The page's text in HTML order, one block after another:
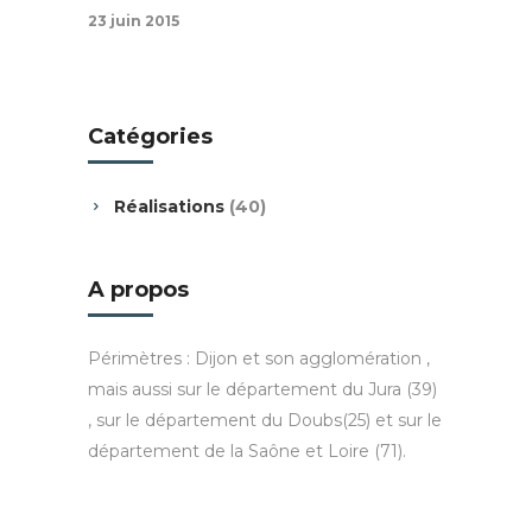
23 juin 2015
Catégories
Réalisations (40)
A propos
Périmètres : Dijon et son agglomération ,
mais aussi sur le département du Jura (39)
, sur le département du Doubs(25) et sur le
département de la Saône et Loire (71).